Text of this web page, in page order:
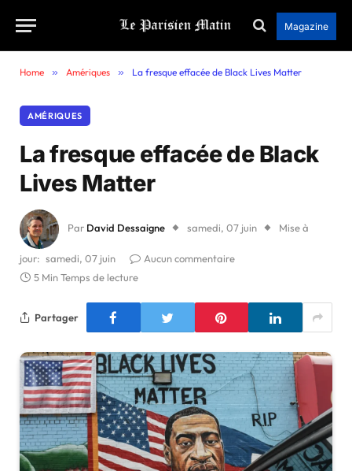
Magazine
Home » Amériques » La fresque effacée de Black Lives Matter
AMÉRIQUES
La fresque effacée de Black
Lives Matter
Par David Dessaigne samedi, 07 juin Mise à
jour: samedi, 07 juin
Aucun commentaire
5 Min Temps de lecture
Partager